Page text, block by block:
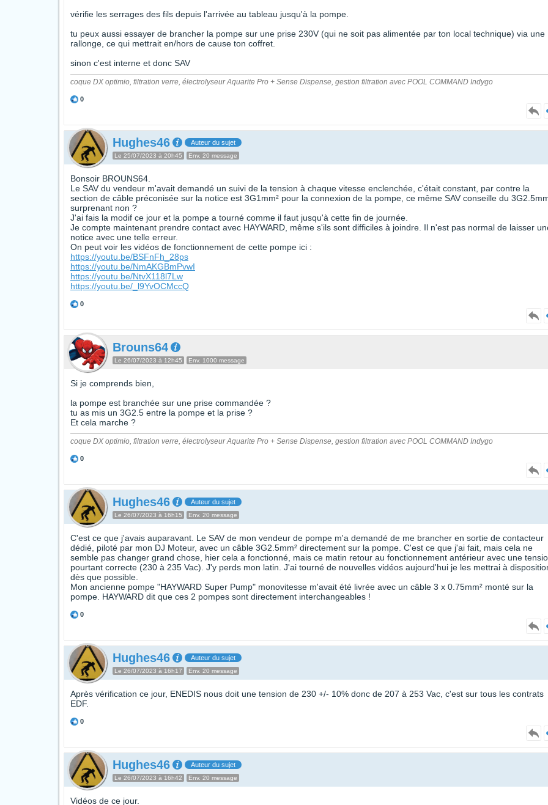
vérifie les serrages des fils depuis l'arrivée au tableau jusqu'à la pompe.
tu peux aussi essayer de brancher la pompe sur une prise 230V (qui ne soit pas alimentée par ton local technique) via une
rallonge, ce qui mettrait en/hors de cause ton coffret.
sinon c'est interne et donc SAV
coque DX optimio, filtration verre, électrolyseur Aquarite Pro + Sense Dispense, gestion filtration avec POOL COMMAND Indygo
0
Hughes46 Auteur du sujet
Le 25/07/2023 à 20h45 Env. 20 message
Bonsoir BROUNS64.
Le SAV du vendeur m'avait demandé un suivi de la tension à chaque vitesse enclenchée, c'était constant, par contre la
section de câble préconisée sur la notice est 3G1mm² pour la connexion de la pompe, ce même SAV conseille du
surprenant non ?
J'ai fais la modif ce jour et la pompe a tourné comme il faut jusqu'à cette fin de journée.
Je compte maintenant prendre contact avec HAYWARD, même s'ils sont difficiles à joindre. Il n'est pas normal de laisser
notice avec une telle erreur.
On peut voir les vidéos de fonctionnement de cette pompe ici :
https://youtu.be/BSFnFh_28ps
https://youtu.be/NmAKGBmPvwI
https://youtu.be/NtvX118l7Lw
https://youtu.be/_l9YvOCMccQ
0
Brouns64
Le 26/07/2023 à 12h45 Env. 1000 message
Si je comprends bien,
la pompe est branchée sur une prise commandée ?
tu as mis un 3G2.5 entre la pompe et la prise ?
Et cela marche ?
coque DX optimio, filtration verre, électrolyseur Aquarite Pro + Sense Dispense, gestion filtration avec POOL COMMAND Indygo
0
Hughes46 Auteur du sujet
Le 26/07/2023 à 16h15 Env. 20 message
C'est ce que j'avais auparavant. Le SAV de mon vendeur de pompe m'a demandé de me brancher en sortie de contacteur
dédié, piloté par mon DJ Moteur, avec un câble 3G2.5mm² directement sur la pompe. C'est ce que j'ai fait, mais cela ne
semble pas changer grand chose, hier cela a fonctionné, mais ce matin retour au fonctionnement antérieur avec une
pourtant correcte (230 à 235 Vac). J'y perds mon latin. J'ai tourné de nouvelles vidéos aujourd'hui je les mettrai à
dès que possible.
Mon ancienne pompe "HAYWARD Super Pump" monovitesse m'avait été livrée avec un câble 3 x 0.75mm² monté sur la
pompe. HAYWARD dit que ces 2 pompes sont directement interchangeables !
0
Hughes46 Auteur du sujet
Le 26/07/2023 à 16h17 Env. 20 message
Après vérification ce jour, ENEDIS nous doit une tension de 230 +/- 10% donc de 207 à 253 Vac, c'est sur tous les contrats
EDF.
0
Hughes46 Auteur du sujet
Le 26/07/2023 à 16h42 Env. 20 message
Vidéos de ce jour.